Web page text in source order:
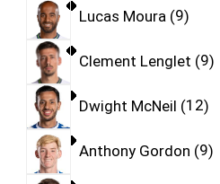
Lucas Moura 9
Clement Lenglet 9
Dwight McNeil 12
Anthony Gordon 9